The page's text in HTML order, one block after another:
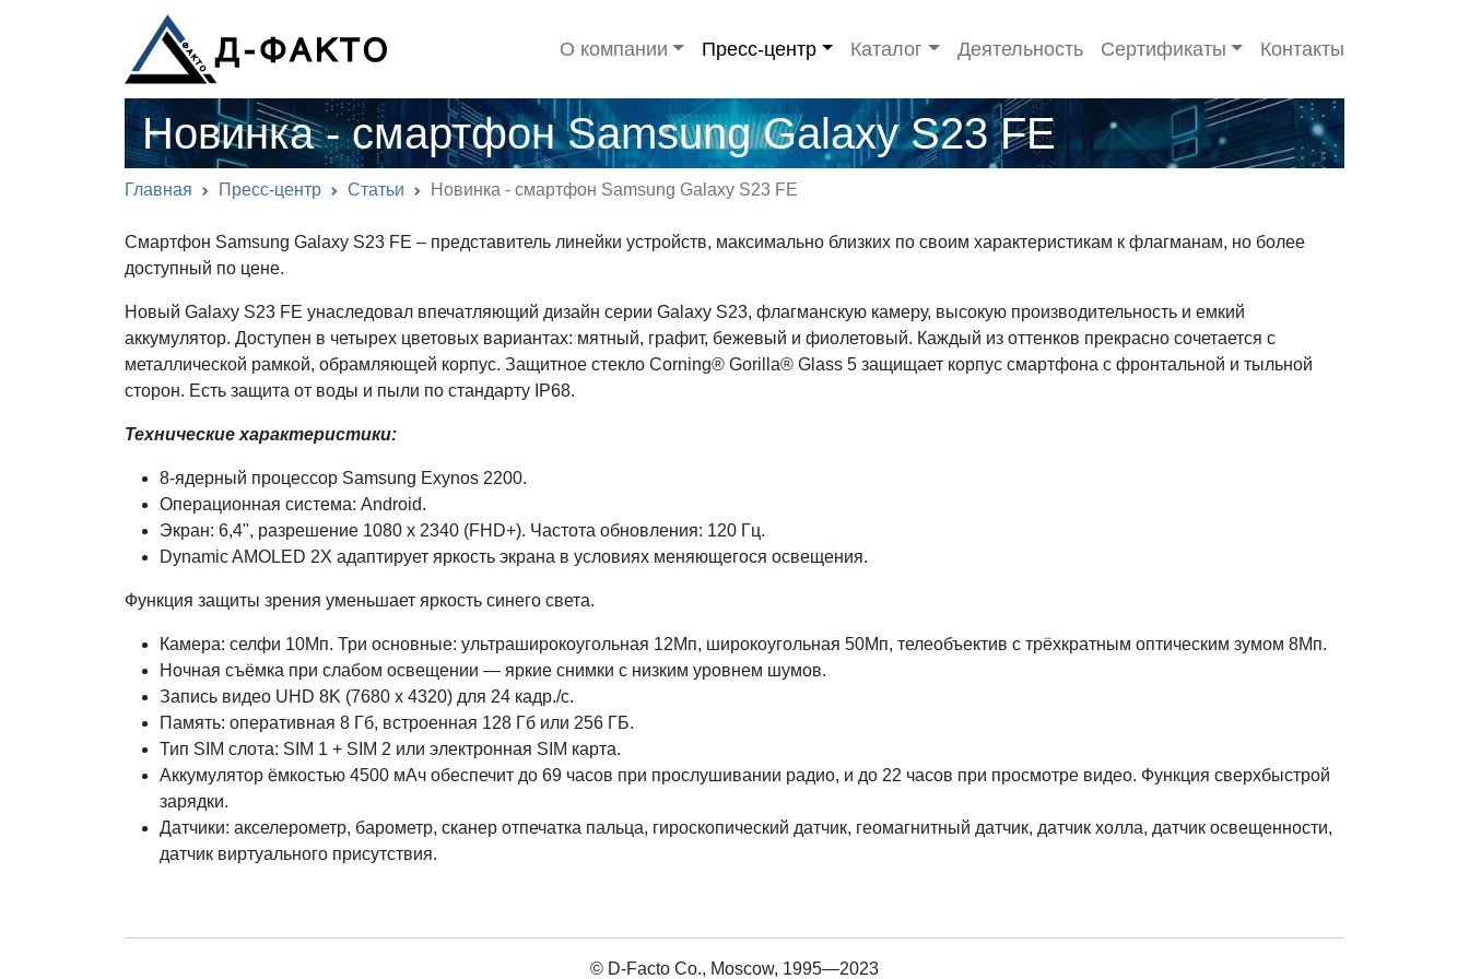
О компании Пресс-центр Каталог Деятельность Сертификаты Контакты
Новинка - смартфон Samsung Galaxy S23 FE
Главная Пресс-центр Статьи Новинка - смартфон Samsung Galaxy S23 FE
Смартфон Samsung Galaxy S23 FE – представитель линейки устройств, максимально близких по своим характеристикам к флагманам, но более
доступный по цене.
Новый Galaxy S23 FE унаследовал впечатляющий дизайн серии Galaxy S23, флагманскую камеру, высокую производительность и емкий
аккумулятор. Доступен в четырех цветовых вариантах: мятный, графит, бежевый и фиолетовый. Каждый из оттенков прекрасно сочетается с
металлической рамкой, обрамляющей корпус. Защитное стекло Corning® Gorilla® Glass 5 защищает корпус смартфона с фронтальной и тыльной
сторон. Есть защита от воды и пыли по стандарту IP68.
Технические характеристики:
8-ядерный процессор Samsung Exynos 2200.
Операционная система: Android.
Экран: 6,4", разрешение 1080 x 2340 (FHD+). Частота обновления: 120 Гц.
Dynamic AMOLED 2Х адаптирует яркость экрана в условиях меняющегося освещения.
Функция защиты зрения уменьшает яркость синего света.
Камера: селфи 10Мп. Три основные: ультраширокоугольная 12Мп, широкоугольная 50Мп, телеобъектив с трёхкратным оптическим зумом 8Мп.
Ночная съёмка при слабом освещении — яркие снимки с низким уровнем шумов.
Запись видео UHD 8K (7680 x 4320) для 24 кадр./c.
Память: оперативная 8 Гб, встроенная 128 Гб или 256 ГБ.
Тип SIM слота: SIM 1 + SIM 2 или электронная SIM карта.
Аккумулятор ёмкостью 4500 мАч обеспечит до 69 часов при прослушивании радио, и до 22 часов при просмотре видео. Функция сверхбыстрой
зарядки.
Датчики: акселерометр, барометр, сканер отпечатка пальца, гироскопический датчик, геомагнитный датчик, датчик холла, датчик освещенности,
датчик виртуального присутствия.
© D-Facto Co., Moscow, 1995—2023